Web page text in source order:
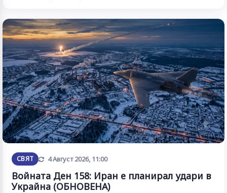
СВЯТ Обновена
4 Август 2026, 11:00
Войната Ден 158: Иран е планирал удари в
Украйна (ОБНОВЕНА)